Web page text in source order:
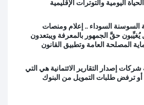
اليومية والتوترات الإقليمية
السوسنة السوداء .. إعلام ومنصات
حقَّ الجمهور بالمعرفة ويبتعدون
المصلحة العامة وتطبيق القانون
إصدار التقارير الائتمانية هي التي
أو ترفض طلبات التمويل من البنوك